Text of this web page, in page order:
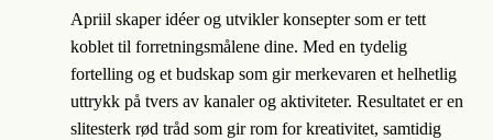
Apriil skaper idéer og utvikler konsepter som er tett
koblet til forretningsmålene dine. Med en tydelig
fortelling og et budskap som gir merkevaren et helhetlig
uttrykk på tvers av kanaler og aktiviteter. Resultatet er en
slitesterk rød tråd som gir rom for kreativitet, samtidig